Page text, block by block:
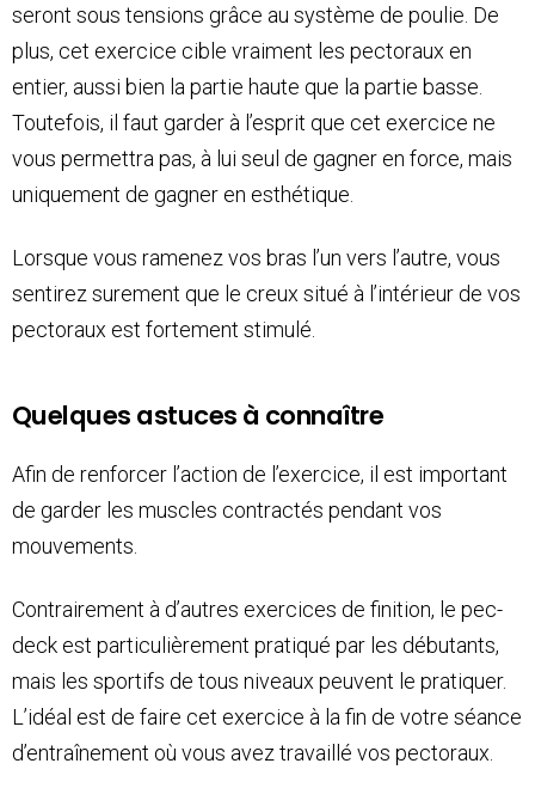
seront sous tensions grâce au système de poulie. De
plus, cet exercice cible vraiment les pectoraux en
entier, aussi bien la partie haute que la partie basse.
Toutefois, il faut garder à l’esprit que cet exercice ne
vous permettra pas, à lui seul de gagner en force, mais
uniquement de gagner en esthétique.
Lorsque vous ramenez vos bras l’un vers l’autre, vous
sentirez surement que le creux situé à l’intérieur de vos
pectoraux est fortement stimulé.
Quelques astuces à connaître
Afin de renforcer l’action de l’exercice, il est important
de garder les muscles contractés pendant vos
mouvements.
Contrairement à d’autres exercices de finition, le pec-
deck est particulièrement pratiqué par les débutants,
mais les sportifs de tous niveaux peuvent le pratiquer.
L’idéal est de faire cet exercice à la fin de votre séance
d’entraînement où vous avez travaillé vos pectoraux.